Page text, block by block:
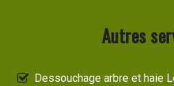
Autres
Dessouchage arbre et haie